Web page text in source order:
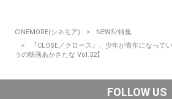
CINEMORE(シネモア)
NEWS/特集
『CLOSE／クロース』、少年が青年になって
うの映画あかさたな Vol.32】
FOLLOW US